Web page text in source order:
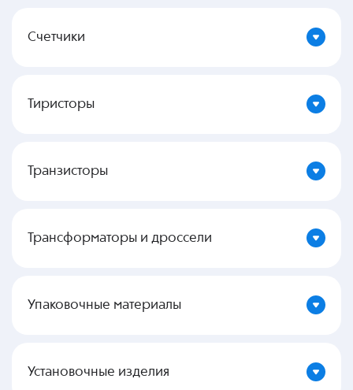
Счетчики
Тиристоры
Транзисторы
Трансформаторы и дроссели
Упаковочные материалы
Установочные изделия